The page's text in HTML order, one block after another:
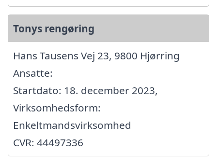
Tonys rengøring
Hans Tausens Vej 23, 9800 Hjørring
Ansatte:
Startdato: 18. december 2023,
Virksomhedsform:
Enkeltmandsvirksomhed
CVR: 44497336